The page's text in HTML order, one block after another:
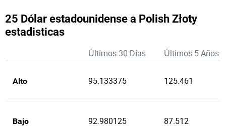
25 Dólar estadounidense a Polish Złoty
estadisticas
Últimos 30 Días Últimos 5 Años
Alto 95.133375 125.461
Bajo 92.980125 87.512